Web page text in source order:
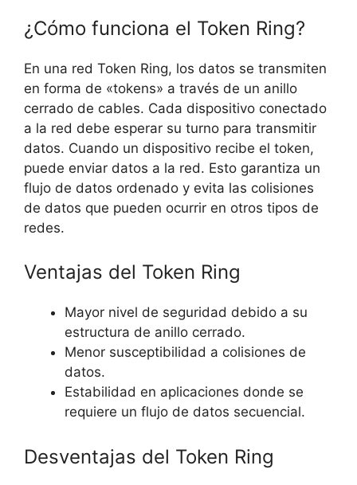
¿Cómo funciona el Token Ring?
En una red Token Ring, los datos se transmiten
en forma de «tokens» a través de un anillo
cerrado de cables. Cada dispositivo conectado
a la red debe esperar su turno para transmitir
datos. Cuando un dispositivo recibe el token,
puede enviar datos a la red. Esto garantiza un
flujo de datos ordenado y evita las colisiones
de datos que pueden ocurrir en otros tipos de
redes.
Ventajas del Token Ring
Mayor nivel de seguridad debido a su
estructura de anillo cerrado.
Menor susceptibilidad a colisiones de
datos.
Estabilidad en aplicaciones donde se
requiere un flujo de datos secuencial.
Desventajas del Token Ring